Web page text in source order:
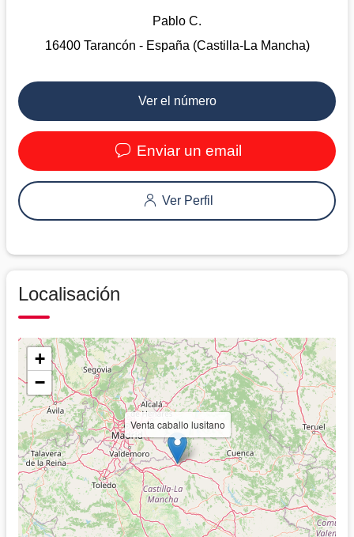
Pablo C.
16400 Tarancón - España (Castilla-La Mancha)
Ver el número
Enviar un email
Ver Perfil
Localisación
Venta caballo lusitano
+
−